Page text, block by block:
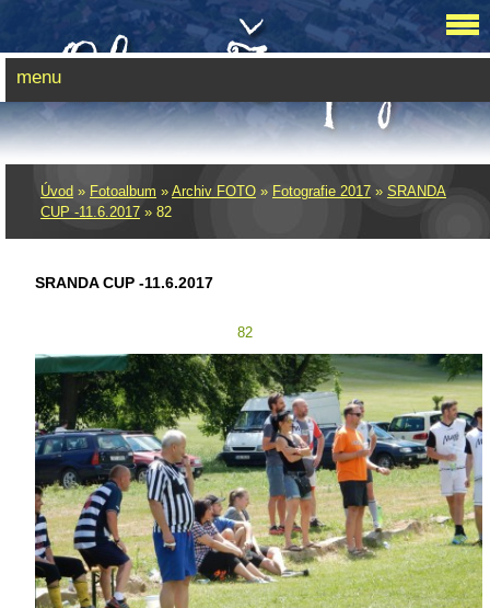
Úvod » Fotoalbum » Archiv FOTO » Fotografie 2017 » SRANDA
CUP -11.6.2017 » 82
SRANDA CUP -11.6.2017
82
menu